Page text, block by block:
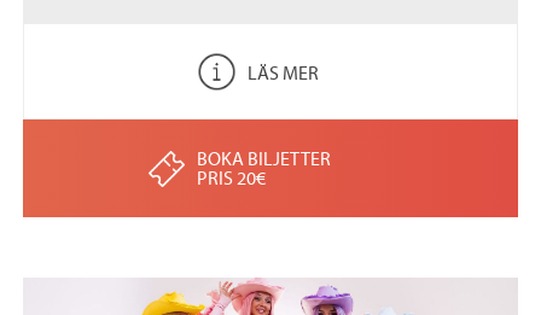
LÄS MER
BOKA BILJETTER
PRIS 20€